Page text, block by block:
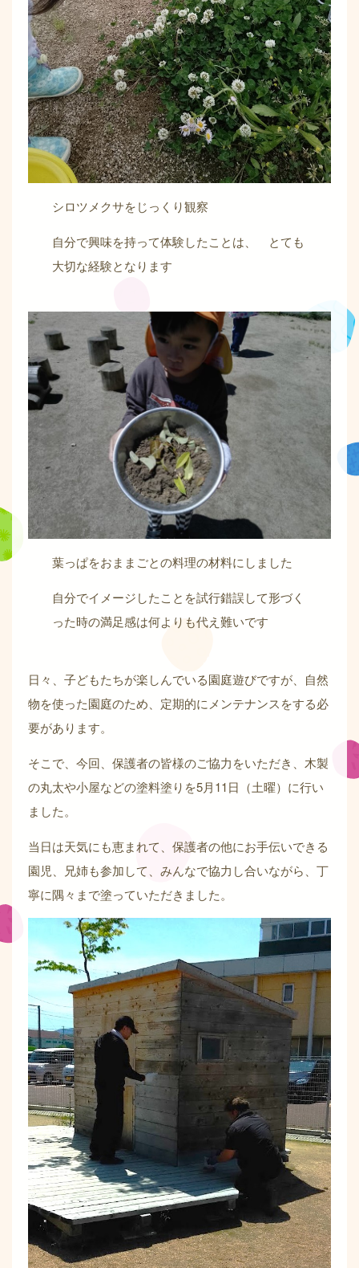
シロツメクサをじっくり観察
自分で興味を持って体験したことは、 とても
大切な経験となります
葉っぱをおままごとの料理の材料にしました
自分でイメージしたことを試行錯誤して形づく
った時の満足感は何よりも代え難いです
日々、子どもたちが楽しんでいる園庭遊びですが、自然
物を使った園庭のため、定期的にメンテナンスをする必
要があります。
そこで、今回、保護者の皆様のご協力をいただき、木製
の丸太や小屋などの塗料塗りを5月11日（土曜）に行い
ました。
当日は天気にも恵まれて、保護者の他にお手伝いできる
園児、兄姉も参加して、みんなで協力し合いながら、丁
寧に隅々まで塗っていただきました。